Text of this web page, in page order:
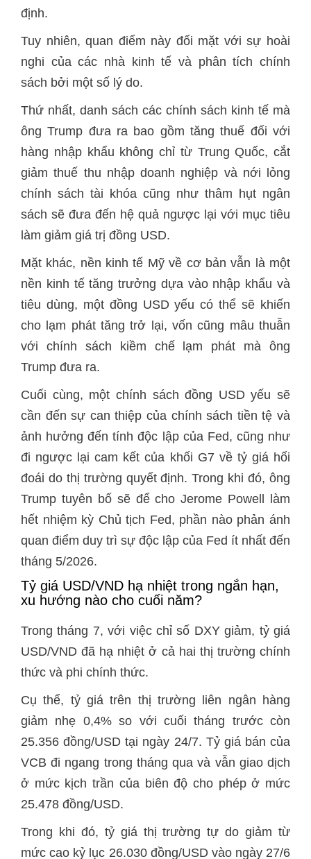
định.
Tuy nhiên, quan điểm này đối mặt với sự hoài
nghi của các nhà kinh tế và phân tích chính
sách bởi một số lý do.
Thứ nhất, danh sách các chính sách kinh tế mà
ông Trump đưa ra bao gồm tăng thuế đối với
hàng nhập khẩu không chỉ từ Trung Quốc, cắt
giảm thuế thu nhập doanh nghiệp và nới lỏng
chính sách tài khóa cũng như thâm hụt ngân
sách sẽ đưa đến hệ quả ngược lại với mục tiêu
làm giảm giá trị đồng USD.
Mặt khác, nền kinh tế Mỹ về cơ bản vẫn là một
nền kinh tế tăng trưởng dựa vào nhập khẩu và
tiêu dùng, một đồng USD yếu có thể sẽ khiến
cho lạm phát tăng trở lại, vốn cũng mâu thuẫn
với chính sách kiềm chế lạm phát mà ông
Trump đưa ra.
Cuối cùng, một chính sách đồng USD yếu sẽ
cần đến sự can thiệp của chính sách tiền tệ và
ảnh hưởng đến tính độc lập của Fed, cũng như
đi ngược lại cam kết của khối G7 về tỷ giá hối
đoái do thị trường quyết định. Trong khi đó, ông
Trump tuyên bố sẽ để cho Jerome Powell làm
hết nhiệm kỳ Chủ tịch Fed, phần nào phản ánh
quan điểm duy trì sự độc lập của Fed ít nhất đến
tháng 5/2026.
Tỷ giá USD/VND hạ nhiệt trong ngắn hạn,
xu hướng nào cho cuối năm?
Trong tháng 7, với việc chỉ số DXY giảm, tỷ giá
USD/VND đã hạ nhiệt ở cả hai thị trường chính
thức và phi chính thức.
Cụ thể, tỷ giá trên thị trường liên ngân hàng
giảm nhẹ 0,4% so với cuối tháng trước còn
25.356 đồng/USD tại ngày 24/7. Tỷ giá bán của
VCB đi ngang trong tháng qua và vẫn giao dịch
ở mức kịch trần của biên độ cho phép ở mức
25.478 đồng/USD.
Trong khi đó, tỷ giá thị trường tự do giảm từ
mức cao kỷ lục 26.030 đồng/USD vào ngày 27/6